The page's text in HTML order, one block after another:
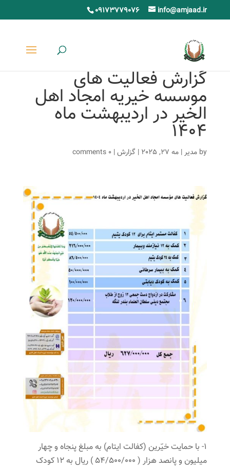
09173779076 info@amjaad.ir
گزارش فعالیت های
موسسه خیریه امجاد اهل
الخیر در اردیبهشت ماه
1404
by مدیر| مه 27, 2025 | گزارش|
0 comments
1- با حمایت خیّرین (کفالت ایتام) به مبلغ پنجاه و چهار
میلیون و پانصد هزار ( 54/500/000 ) ریال به 12 کودک